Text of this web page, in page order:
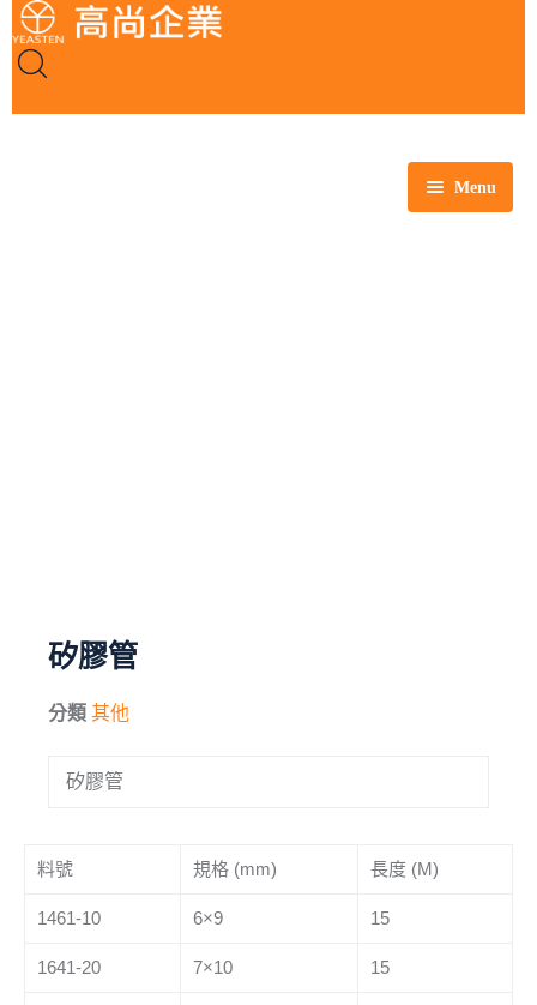
Menu
化學試藥
矽膠管
分類 其他
矽膠管
料號 規格 (mm) 長度 (M)
1461-10 6×9 15
1641-20 7×10 15